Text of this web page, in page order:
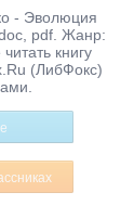
- Эволюция
pdf. Жанр:
книгу
(ЛибФокс)